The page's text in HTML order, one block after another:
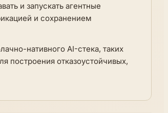
и запускать агентные
и сохранением
нативного AI-стека, таких
построения отказоустойчивых,